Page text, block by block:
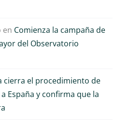
en Comienza la campaña de
del Observatorio
cierra el procedimiento de
España y confirma que la